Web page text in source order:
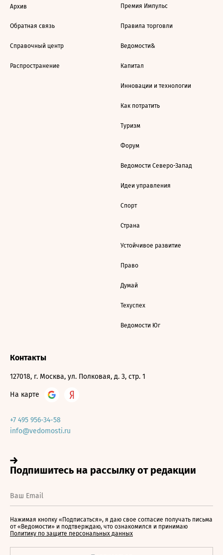
Архив
Обратная связь
Справочный центр
Распространение
Премия Импульс
Правила торговли
Ведомости&
Капитал
Инновации и технологии
Как потратить
Туризм
Форум
Ведомости Северо-Запад
Идеи управления
Спорт
Страна
Устойчивое развитие
Право
Думай
Техуспех
Ведомости Юг
Контакты
127018, г. Москва, ул. Полковая, д. 3, стр. 1
На карте
+7 495 956-34-58
info@vedomosti.ru
Нажимая кнопку «Подписаться», я даю свое согласие получать письма
от «Ведомости» и подтверждаю, что ознакомился и принимаю
Политику по защите персональных данных